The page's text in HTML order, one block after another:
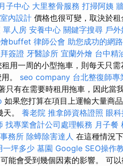
月子中心 大里整骨服務 打掃阿姨
室內設計 價格也很可變，取決於
單人房 安養中心 關鍵字搜尋 戶
buffet 律師公會 助您成功的網
簽證 牙醫診所 宜蘭外燴 台中精
用一周的小型拖車，則每天只
。 seo company 台北整復師專
有在需要時租用拖車，因此當
如果您打算在項目上運輸大量商
。 養老院 推拿師資格證照 眼
找專業會計公司處理帳務 月子餐
務所 除蟑除害達人 在這種情況
一坪多少 墓園 Google SEO操作
能會受到幾個因素的影響。 可